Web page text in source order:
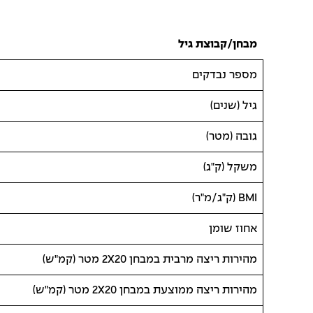
מבחן/קבוצת גיל
מספר נבדקים
גיל (שנים)
גובה (מטר)
משקל (ק"ג)
BMI (ק"ג/מ"ר)
אחוז שומן
מהירות ריצה מרבית במבחן 2X20 מטר (קמ"ש)
מהירות ריצה ממוצעת במבחן 2X20 מטר (קמ"ש)